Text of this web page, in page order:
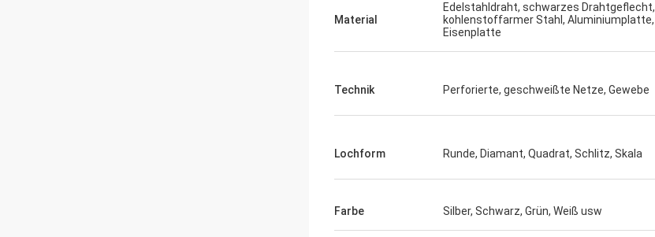
Material
Edelstahldraht, schwarzes Drahtgeflecht,
kohlenstoffarmer Stahl, Aluminiumplatte,
Eisenplatte
Technik Perforierte, geschweißte Netze, Gewebe
Lochform Runde, Diamant, Quadrat, Schlitz, Skala
Farbe Silber, Schwarz, Grün, Weiß usw